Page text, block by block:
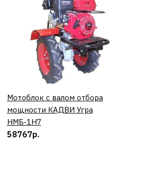
КУПИТЬ
Мотоблок с валом отбора
мощности КАДВИ Угра
НМБ-1Н7
58767р.